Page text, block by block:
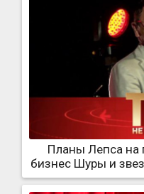
Планы Лепса на
бизнес Шуры и